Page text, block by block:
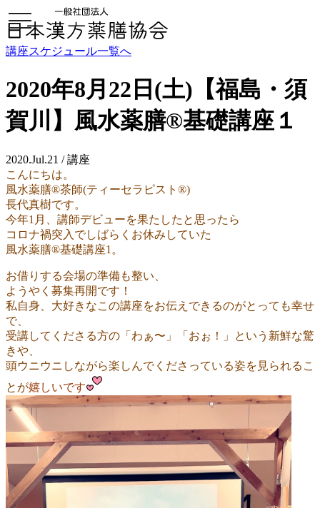
toggle
navigation
講座スケジュール一覧へ
2020年8月22日(土)【福島・須
賀川】風水薬膳®基礎講座１
2020.Jul.21 / 講座
こんにちは。
風水薬膳®︎茶師(ティーセラピスト®︎)
長代真樹です。
今年1月、講師デビューを果たしたと思ったら
コロナ禍突入でしばらくお休みしていた
風水薬膳®︎基礎講座1。
お借りする会場の準備も整い、
ようやく募集再開です！
私自身、大好きなこの講座をお伝えできるのがとっても幸せ
で、
受講してくださる方の「わぁ〜」「おぉ！」という新鮮な驚
きや、
頭ウニウニしながら楽しんでくださっている姿を見られるこ
とが嬉しいです